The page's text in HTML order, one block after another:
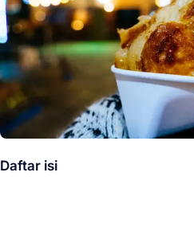
Daftar isi